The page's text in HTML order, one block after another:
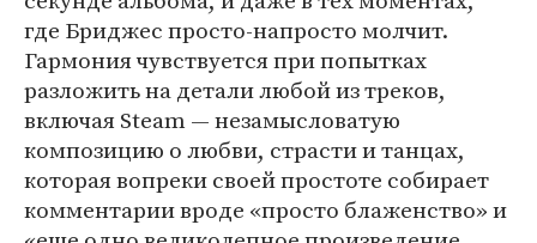
где Бриджес просто-напросто молчит.
Гармония чувствуется при попытках
разложить на детали любой из треков,
включая Steam — незамысловатую
композицию о любви, страсти и танцах,
которая вопреки своей простоте собирает
комментарии вроде «просто блаженство» и